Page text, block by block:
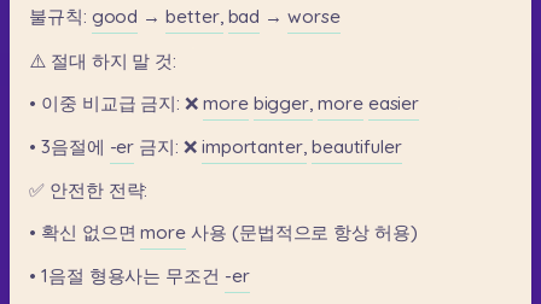
불규칙: good → better, bad → worse
⚠️ 절대 하지 말 것:
• 이중 비교급 금지: ❌ more bigger, more easier
• 3음절에 -er 금지: ❌ importanter, beautifuler
✅ 안전한 전략:
• 확신 없으면 more 사용 (문법적으로 항상 허용)
• 1음절 형용사는 무조건 -er